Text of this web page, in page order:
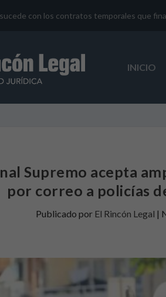
con los contratos temporales que
INICIO
Supremo acepta
por correo a policías
Publicado por El Rincón Legal |